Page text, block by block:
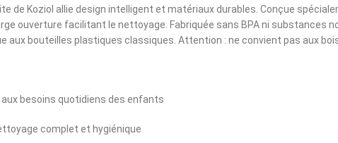
de Koziol allie design intelligent et matériaux durables. Conçue
ouverture facilitant le nettoyage. Fabriquée sans BPA ni
aux bouteilles plastiques classiques. Attention : ne convient pas aux
besoins quotidiens des enfants
complet et hygiénique